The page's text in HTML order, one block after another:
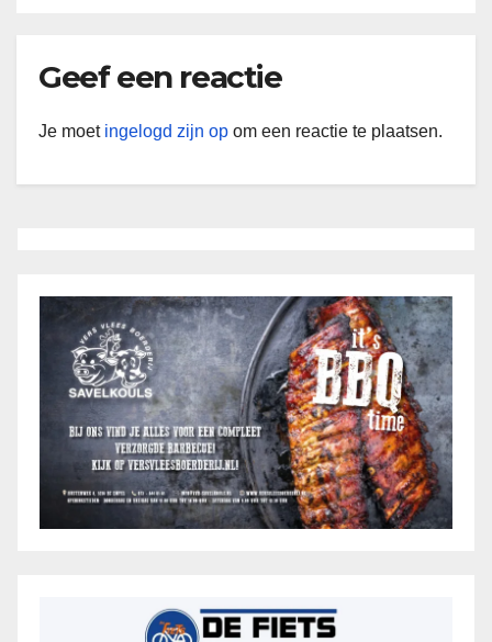
Geef een reactie
Je moet ingelogd zijn op om een reactie te plaatsen.